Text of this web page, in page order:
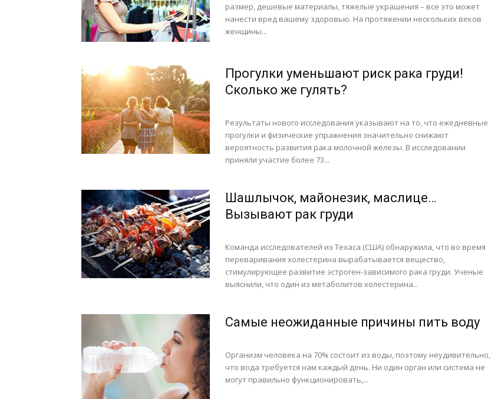
размер, дешевые материалы, тяжелые украшения – все это может
нанести вред вашему здоровью. На протяжении нескольких веков
женщины...
Прогулки уменьшают риск рака груди!
Сколько же гулять?
Результаты нового исследования указывают на то, что ежедневные
прогулки и физические упражнения значительно снижают
вероятность развития рака молочной железы. В исследовании
приняли участие более 73...
Шашлычок, майонезик, маслице…
Вызывают рак груди
Команда исследователей из Техаса (США) обнаружила, что во время
переваривания холестерина вырабатывается вещество,
стимулирующее развитие эстроген-зависимого рака груди. Ученые
выяснили, что один из метаболитов холестерина...
Самые неожиданные причины пить воду
Организм человека на 70% состоит из воды, поэтому неудивительно,
что вода требуется нам каждый день. Ни один орган или система не
могут правильно функционировать,...